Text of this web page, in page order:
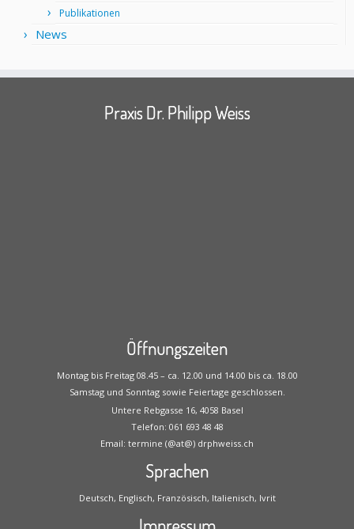
Publikationen
News
Praxis Dr. Philipp Weiss
Öffnungszeiten
Montag bis Freitag 08.45 – ca. 12.00 und 14.00 bis ca. 18.00
Samstag und Sonntag sowie Feiertage geschlossen.
Untere Rebgasse 16, 4058 Basel
Telefon: 061 693 48 48
Email: termine (@at@) drphweiss.ch
Sprachen
Deutsch, Englisch, Französisch, Italienisch, Ivrit